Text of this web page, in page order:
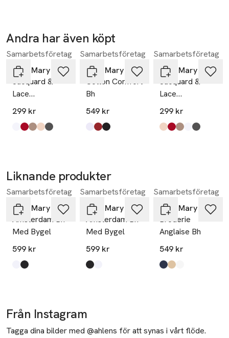
Andra har även köpt
Hoppa över bildspelet
Samarbetsföretag
Miss Mary of Sweden
Jacquard &
Lace
Trosgördel
299 kr
Produkten finns i färgerna:
,
röd,
taupe,
beige,
mörkgrå,
Samarbetsföretag
Miss Mary of Sweden
Cotton Comfort
Bh
549 kr
Produkten finns i färgerna:
,
engelsk röd
svart,
Samarbetsföretag
Miss Mary of Sweden
Jacquard &
Lace
Trosgördel
299 kr
Produkten finns i
beige,
röd,
taupe,
vit,
mörkgrå
Liknande produkter
Hoppa över bildspelet
Samarbetsföretag
Miss Mary of Sweden
Amsterdam Bh
Med Bygel
599 kr
Produkten finns i färgerna:
,
svart
Samarbetsföretag
Miss Mary of Sweden
Amsterdam Bh
Med Bygel
599 kr
Produkten finns i färgerna:
svart
vit,
Samarbetsföretag
Miss Mary of Sweden
Broderie
Anglaise Bh
549 kr
Produkten finns i
mörkblå
beige
vit,
Från Instagram
Tagga dina bilder med @ahlens för att synas i vårt flöde.